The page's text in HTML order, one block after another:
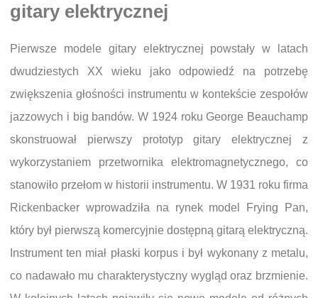
gitary elektrycznej
Pierwsze modele gitary elektrycznej powstały w latach
dwudziestych XX wieku jako odpowiedź na potrzebę
zwiększenia głośności instrumentu w kontekście zespołów
jazzowych i big bandów. W 1924 roku George Beauchamp
skonstruował pierwszy prototyp gitary elektrycznej z
wykorzystaniem przetwornika elektromagnetycznego, co
stanowiło przełom w historii instrumentu. W 1931 roku firma
Rickenbacker wprowadziła na rynek model Frying Pan,
który był pierwszą komercyjnie dostępną gitarą elektryczną.
Instrument ten miał płaski korpus i był wykonany z metalu,
co nadawało mu charakterystyczny wygląd oraz brzmienie.